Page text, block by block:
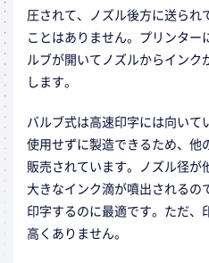
圧されて、ノズル後方に送られ
ことはありません。プリンタ
ルブが開いてノズルからインク
します。
バルブ式は高速印字には向いて
使用せずに製造できるため、他
販売されています。ノズル径が
大きなインク滴が噴出されるの
印字するのに最適です。ただ
高くありません。